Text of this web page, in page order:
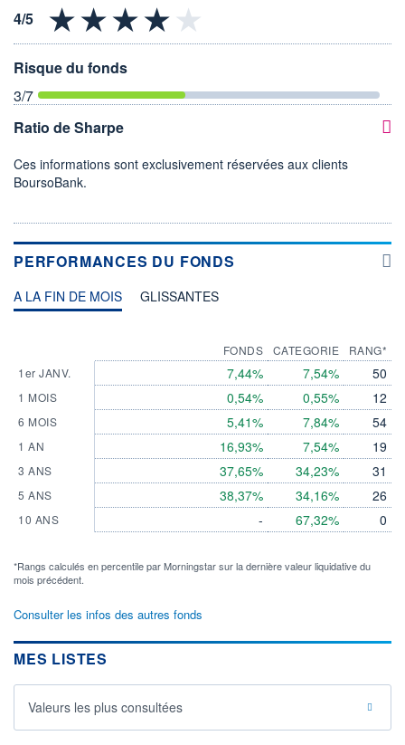
Risque du fonds
3/7
Ratio de Sharpe
Ces informations sont exclusivement réservées aux clients
BoursoBank.
PERFORMANCES DU FONDS
A LA FIN DE MOIS GLISSANTES
1er JANV.
1 MOIS
6 MOIS
1 AN
3 ANS
5 ANS
10 ANS
FONDS
7,44%
0,54%
5,41%
16,93%
37,65%
38,37%
-
CATEGORIE
7,54%
0,55%
7,84%
7,54%
34,23%
34,16%
67,32%
RANG*
50
12
54
19
31
26
0
*Rangs calculés en percentile par Morningstar sur la dernière valeur liquidative du
mois précédent.
Consulter les infos des autres fonds
MES LISTES
Valeurs les plus consultées